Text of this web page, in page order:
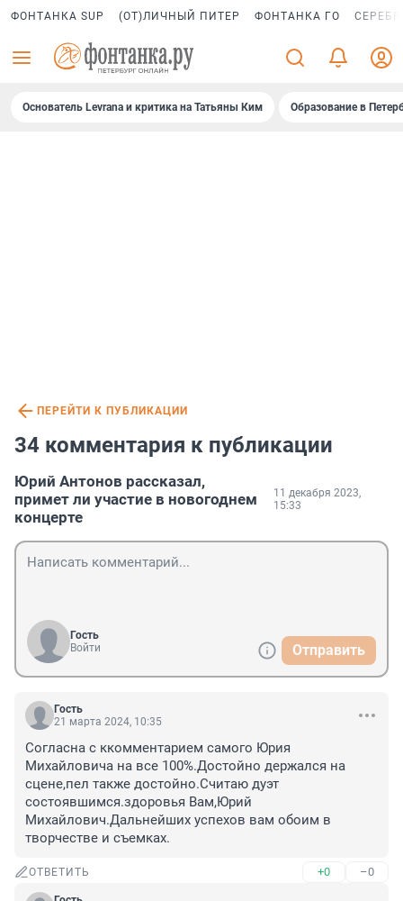
ФОНТАНКА SUP (ОТ)ЛИЧНЫЙ ПИТЕР ФОНТАНКА ГО
Основатель Levrana и критика на Татьяны Ким Образование в
ПЕРЕЙТИ К ПУБЛИКАЦИИ
34 комментария к публикации
Юрий Антонов рассказал,
примет ли участие в новогоднем
концерте
11 декабря 2023,
15:33
Гость
Войти
Отправить
Гость
21 марта 2024, 10:35
Согласна с ккомментарием самого Юрия
Михайловича на все 100%.Достойно держался на
сцене,пел также достойно.Считаю дуэт
состоявшимся.здоровья Вам,Юрий
Михайлович.Дальнейших успехов вам обоим в
творчестве и съемках.
ОТВЕТИТЬ +0 –0